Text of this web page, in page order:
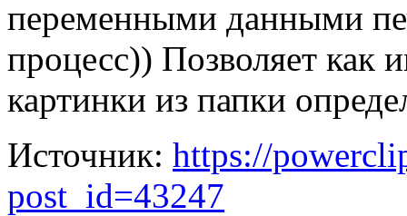
переменными данными
процесс)) Позволяет как
картинки из папки
Источник: https://
post_id=43247